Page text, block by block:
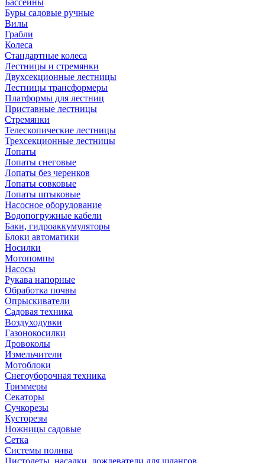
Бассейны
Буры садовые ручные
Вилы
Грабли
Колеса
Стандартные колеса
Лестницы и стремянки
Двухсекционные лестницы
Лестницы трансформеры
Платформы для лестниц
Приставные лестницы
Стремянки
Телескопические лестницы
Трехсекционные лестницы
Лопаты
Лопаты снеговые
Лопаты без черенков
Лопаты совковые
Лопаты штыковые
Насосное оборудование
Водопогружные кабели
Баки, гидроаккумуляторы
Блоки автоматики
Носилки
Мотопомпы
Насосы
Рукава напорные
Обработка почвы
Опрыскиватели
Садовая техника
Воздуходувки
Газонокосилки
Дровоколы
Измельчители
Мотоблоки
Снегоуборочная техника
Триммеры
Секаторы
Сучкорезы
Кусторезы
Ножницы садовые
Сетка
Системы полива
Пистолеты, насадки, дождеватели для шлангов